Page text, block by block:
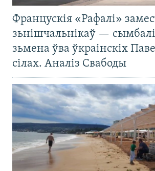
Францускія «Рафалі»
зьнішчальнікаў —
зьмена ўва ўкраінскіх
сілах. Аналіз Свабоды